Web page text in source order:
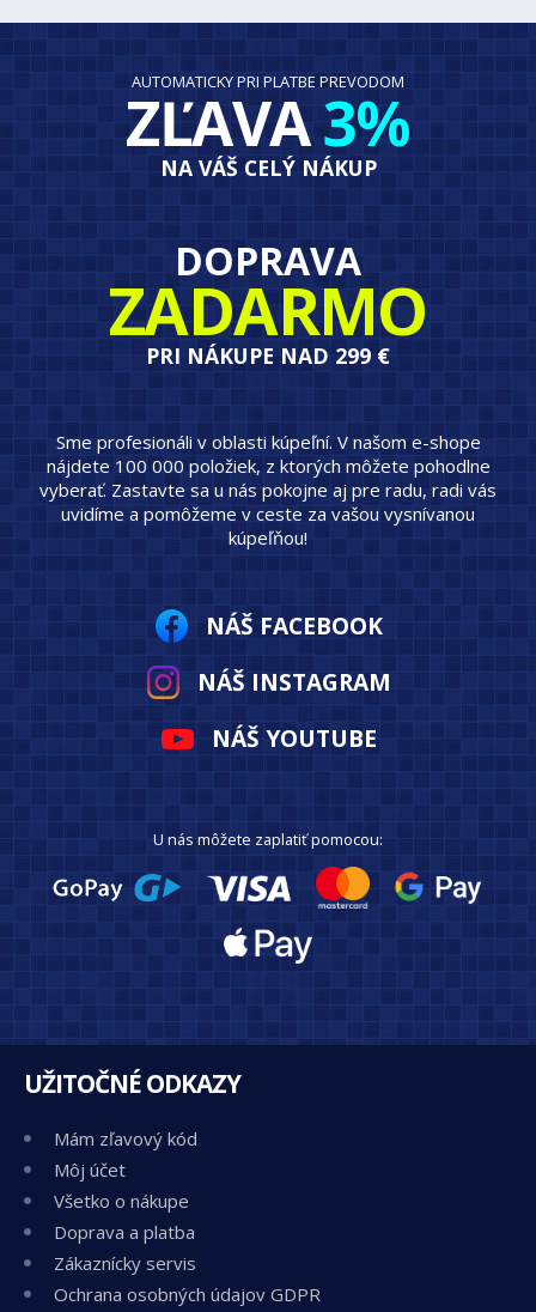
AUTOMATICKY PRI PLATBE PREVODOM
ZĽAVA3%
NA VÁŠ CELÝ NÁKUP
DOPRAVA
ZADARMO
PRI NÁKUPE NAD 299 €
Sme profesionáli v oblasti kúpeľní. V našom e-shope
nájdete 100 000 položiek, z ktorých môžete pohodlne
vyberať. Zastavte sa u nás pokojne aj pre radu, radi vás
uvidíme a pomôžeme v ceste za vašou vysnívanou
kúpeľňou!
NÁŠ FACEBOOK
NÁŠ INSTAGRAM
NÁŠ YOUTUBE
U nás môžete zaplatiť pomocou:
UŽITOČNÉ ODKAZY
Mám zľavový kód
Môj účet
Všetko o nákupe
Doprava a platba
Zákaznícky servis
Ochrana osobných údajov GDPR